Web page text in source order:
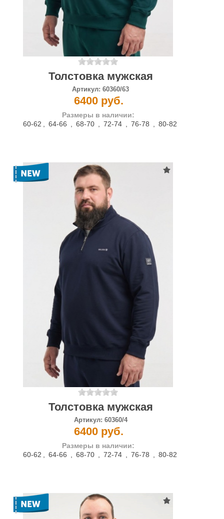
Толстовка мужская
Артикул: 60360/63
6400 руб.
Размеры в наличии:
60-62 , 64-66 , 68-70 , 72-74 , 76-78 , 80-82
Толстовка мужская
Артикул: 60360/4
6400 руб.
Размеры в наличии:
60-62 , 64-66 , 68-70 , 72-74 , 76-78 , 80-82